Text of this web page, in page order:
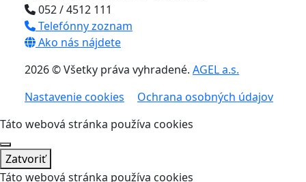
052 / 4512 111
Telefónny zoznam
Ako nás nájdete
2026 © Všetky práva vyhradené. AGEL a.s.
Nastavenie cookies
Ochrana osobných údajov
Táto webová stránka používa cookies
Zatvoriť
Táto webová stránka používa cookies